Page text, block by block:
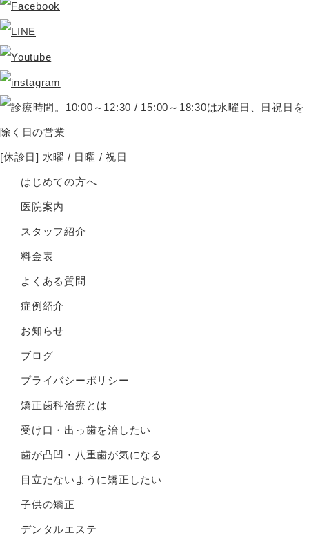
[休診日] 水曜 / 日曜 / 祝日
はじめての方へ
医院案内
スタッフ紹介
料金表
よくある質問
症例紹介
お知らせ
ブログ
プライバシーポリシー
矯正歯科治療とは
受け口・出っ歯を治したい
歯が凸凹・八重歯が気になる
目立たないように矯正したい
子供の矯正
デンタルエステ